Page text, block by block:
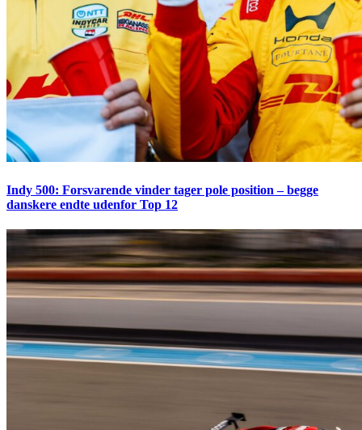
Indy 500: Forsvarende vinder tager pole position – begge
danskere endte udenfor Top 12